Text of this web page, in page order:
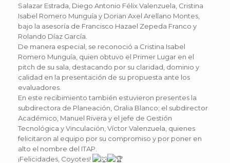
Salazar Estrada, Diego Antonio Félix Valenzuela, Cristina
Isabel Romero Munguía y Dorian Axel Arellano Montes,
bajo la asesoría de Francisco Hazael Zepeda Franco y
Rolando Díaz García.
De manera especial, se reconoció a Cristina Isabel
Romero Munguía, quien obtuvo el Primer Lugar en el
pitch de su sala, destacando por su claridad, dominio y
calidad en la presentación de su propuesta ante los
evaluadores.
En este recibimiento también estuvieron presentes la
subdirectora de Planeación, Oralia Blanco; el subdirector
Académico, Manuel Rivera y el jefe de Gestión
Tecnológica y Vinculación, Víctor Valenzuela, quienes
felicitaron al equipo por su compromiso y por poner en
alto el nombre del ITAP.
¡Felicidades, Coyotes!